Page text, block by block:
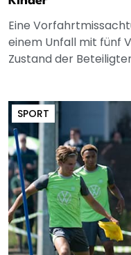
Eine
einem Unfall mit fünf
Zustand der
SPORT